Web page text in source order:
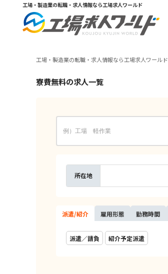
工場・製造業の転職・求人情報なら工場求人ワールド
工場・製造業の転職・求人情報なら工場求人ワールド
寮費無料の求人一覧
所在地
派遣/紹介 雇用形態 勤務時間
派遣／請負 紹介予定派遣